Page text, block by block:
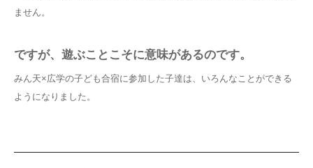
ません。
ですが、遊ぶことこそに意味があるのです。
みん天×広学の子ども合宿に参加した子達は、いろんなことができる
ようになりました。